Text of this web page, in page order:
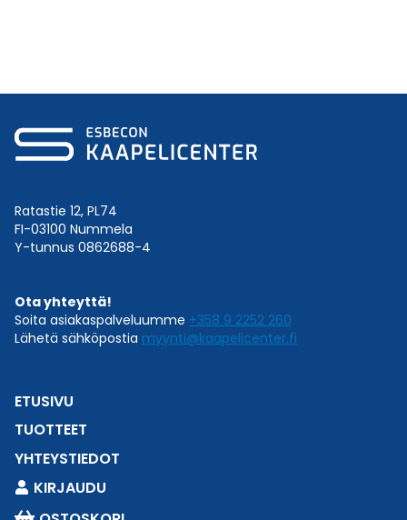
Ratastie 12, PL74
FI-03100 Nummela
Y-tunnus 0862688-4
Ota yhteyttä!
Soita asiakaspalveluumme +358 9 2252 260
Lähetä sähköpostia myynti@kaapelicenter.fi
ETUSIVU
TUOTTEET
YHTEYSTIEDOT
KIRJAUDU